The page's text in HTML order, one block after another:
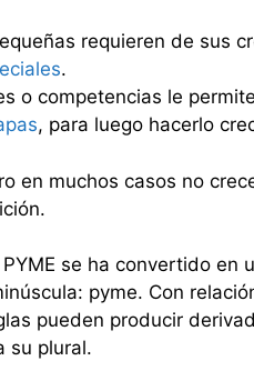
requieren de sus
.
o competencias le
, para luego hacerlo
en muchos casos no
se ha convertido en
pyme. Con
pueden producir
su plural.